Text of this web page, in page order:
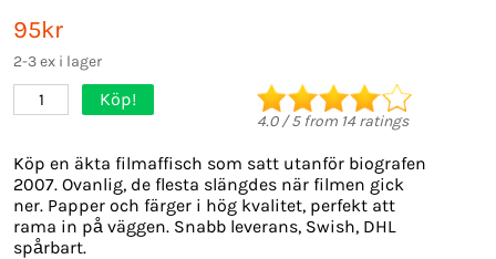
95kr
2-3 ex i lager
1 Köp!
4.0/5from 14 ratings
Köp en äkta filmaffisch som satt utanför biografen
2007. Ovanlig, de flesta slängdes när filmen gick
ner. Papper och färger i hög kvalitet, perfekt att
rama in på väggen. Snabb leverans, Swish, DHL
spårbart.